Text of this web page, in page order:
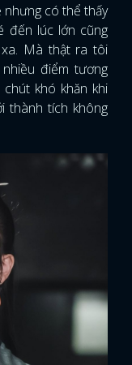
nhưng có thể thấy
đến lúc lớn cũng
xa. Mà thật ra tôi
điểm tương
khó khăn khi
thành tích không